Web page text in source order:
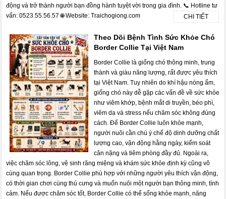
động và trở thành người bạn đồng hành tuyệt vời trong gia đình. 📞 Hotline tư
vấn: 0523.55.56.57 🌐 Website: Traichogiong.com
CHI TIẾT
Theo Dõi Bệnh Tình Sức Khỏe Chó
Border Collie Tại Việt Nam
Border Collie là giống chó thông minh, trung
thành và giàu năng lượng, rất được yêu thích
tại Việt Nam. Tuy nhiên do khí hậu nóng ẩm,
giống chó này dễ gặp các vấn đề về sức khỏe
như viêm khớp, bệnh mắt di truyền, béo phì,
viêm da và stress nếu chăm sóc không đúng
cách. Để Border Collie luôn khỏe mạnh,
người nuôi cần chú ý chế độ dinh dưỡng chất
lượng cao, vận động hằng ngày, kiểm soát
cân nặng và tiêm phòng đầy đủ. Ngoài ra,
việc chăm sóc lông, vệ sinh răng miệng và khám sức khỏe định kỳ cũng vô
cùng quan trọng. Border Collie phù hợp với những người yêu thích vận động,
có thời gian chơi cùng thú cưng và muốn nuôi một người bạn thông minh, tình
cảm. Nếu được chăm sóc tốt, Border Collie có thể sống khỏe mạnh, năng